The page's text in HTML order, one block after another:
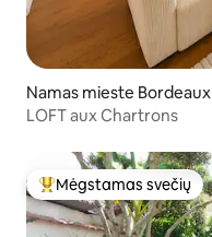
Namas mieste Bordeaux
LOFT aux Chartrons
Svečių mėgstamiausias
Mėgstamas svečių